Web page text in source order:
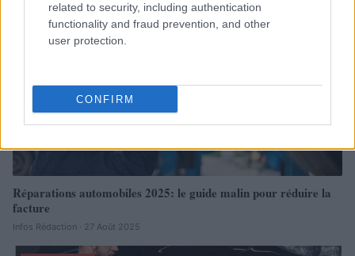
related to security, including authentication
functionality and fraud prevention, and other
user protection.
CONFIRM
AUTOMOBILE
Réparations automobiles 2025: le guide malin pour réduire la
facture
Infos Rédaction · 27 Août 2025